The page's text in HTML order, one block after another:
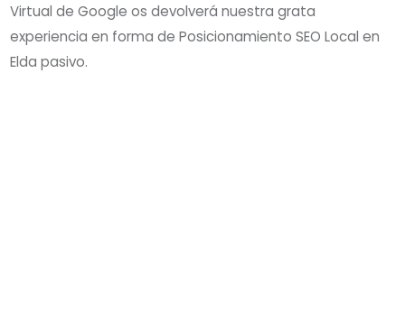
Virtual de Google os devolverá nuestra grata
experiencia en forma de Posicionamiento SEO Local en
Elda pasivo.